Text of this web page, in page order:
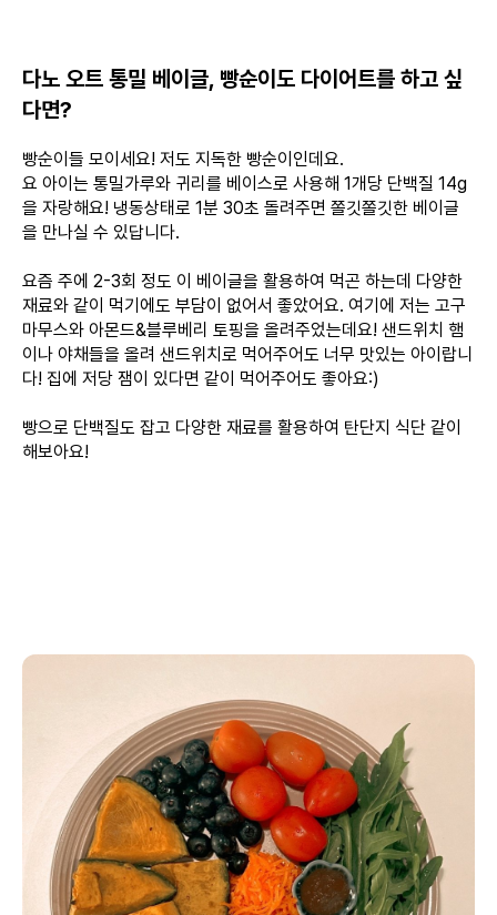
다노 오트 통밀 베이글, 빵순이도 다이어트를 하고 싶
다면?
빵순이들 모이세요! 저도 지독한 빵순이인데요.
요 아이는 통밀가루와 귀리를 베이스로 사용해 1개당 단백질 14g
을 자랑해요! 냉동상태로 1분 30초 돌려주면 쫄깃쫄깃한 베이글
을 만나실 수 있답니다.
요즘 주에 2-3회 정도 이 베이글을 활용하여 먹곤 하는데 다양한
재료와 같이 먹기에도 부담이 없어서 좋았어요. 여기에 저는 고구
마무스와 아몬드&블루베리 토핑을 올려주었는데요! 샌드위치 햄
이나 야채들을 올려 샌드위치로 먹어주어도 너무 맛있는 아이랍니
다! 집에 저당 잼이 있다면 같이 먹어주어도 좋아요:)
빵으로 단백질도 잡고 다양한 재료를 활용하여 탄단지 식단 같이
해보아요!